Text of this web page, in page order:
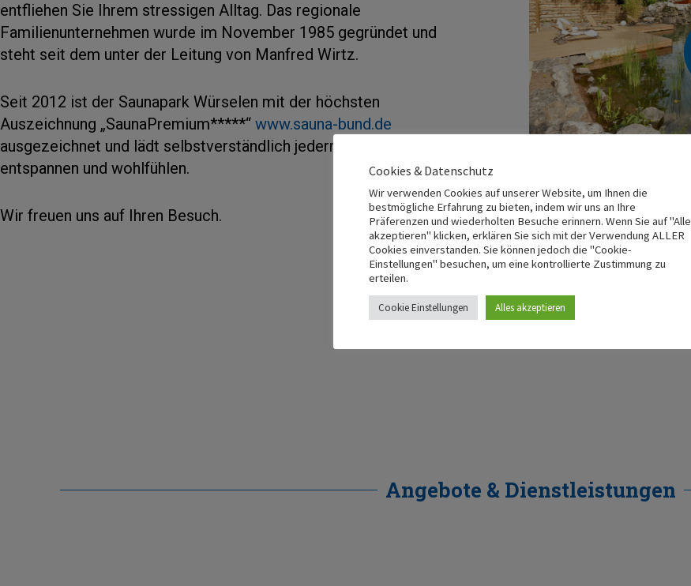
entfliehen Sie Ihrem stressigen Alltag. Das regionale
Familienunternehmen wurde im November 1985 gegründet und
steht seit dem unter der Leitung von Manfred Wirtz.
Seit 2012 ist der Saunapark Würselen mit der höchsten
Auszeichnung „SaunaPremium*****“ www.sauna-bund.de
ausgezeichnet und lädt selbstverständlich jedermann ein zum
entspannen und wohlfühlen.
Wir freuen uns auf Ihren Besuch.
Angebote & Dienstleistungen
Cookies & Datenschutz
Wir verwenden Cookies auf unserer Website, um Ihnen die
bestmögliche Erfahrung zu bieten, indem wir uns an Ihre
Präferenzen und wiederholten Besuche erinnern. Wenn Sie auf "Alle
akzeptieren" klicken, erklären Sie sich mit der Verwendung ALLER
Cookies einverstanden. Sie können jedoch die "Cookie-
Einstellungen" besuchen, um eine kontrollierte Zustimmung zu
erteilen.
Cookie Einstellungen Alles akzeptieren